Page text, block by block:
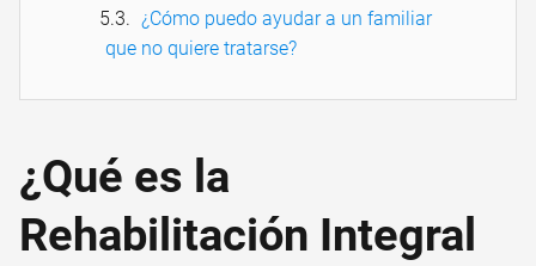
¿Cómo puedo ayudar a un familiar
que no quiere tratarse?
¿Qué es la
Rehabilitación Integral